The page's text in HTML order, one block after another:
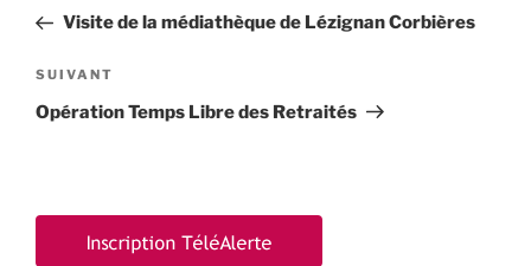
l’article
précédent
Visite de la médiathèque de Lézignan Corbières
Article
suivant
SUIVANT
Opération Temps Libre des Retraités